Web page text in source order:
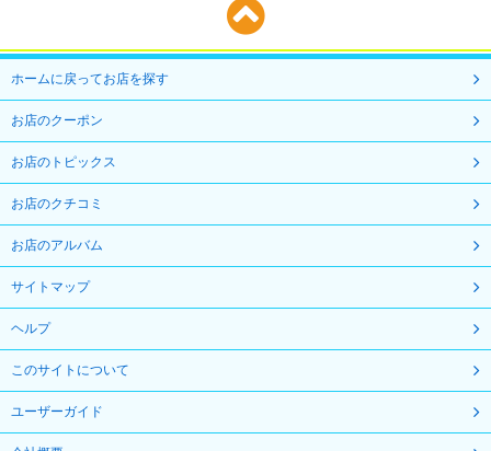
ホームに戻ってお店を探す
お店のクーポン
お店のトピックス
お店のクチコミ
お店のアルバム
サイトマップ
ヘルプ
このサイトについて
ユーザーガイド